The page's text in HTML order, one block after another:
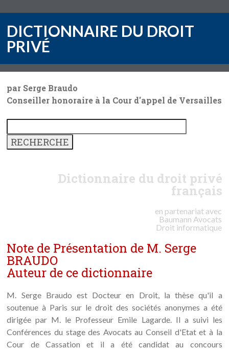
DICTIONNAIRE DU DROIT
PRIVÉ
par Serge Braudo
Conseiller honoraire à la Cour d'appel de Versailles
Dictionnaire du droit privé
français
en partenariat avec
Baumann Avocats
Droit informatique
Note de Présentation de M. Serge
BRAUDO
Auteur de ce dictionnaire
M. Serge Braudo est Docteur en Droit, la thèse qu'il a
soutenue à Paris sur le droit des sociétés anonymes a été
dirigée par M. le Professeur Emile Lagarde. Il a suivi les
Conférences du stage des Avocats au Conseil d'Etat et à la
Cour de Cassation et il a été candidat au concours